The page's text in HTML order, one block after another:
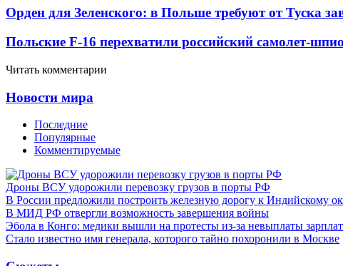
Орден для Зеленского: в Польше требуют от Туска
Польские F-16 перехватили российский самолет-
Читать комментарии
Новости мира
Последние
Популярные
Комментируемые
Дроны ВСУ удорожили перевозку грузов в порты РФ
В России предложили построить железную дорогу к Индийскому
В МИД РФ отвергли возможность завершения войны
Эбола в Конго: медики вышли на протесты из-за невыплаты зарплат
Стало известно имя генерала, которого тайно похоронили в Москве